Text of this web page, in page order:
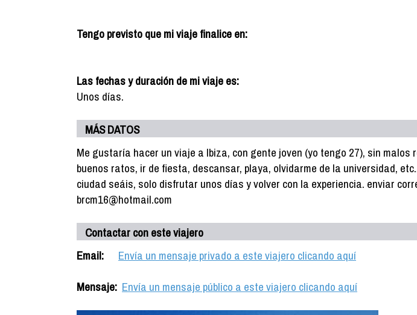
Tengo previsto que mi viaje finalice en:
Las fechas y duración de mi viaje es:
Unos días.
MÁS DATOS
Me gustaría hacer un viaje a Ibiza, con gente joven (yo tengo 27), sin malos
buenos ratos, ir de fiesta, descansar, playa, olvidarme de la universidad,
ciudad seáis, solo disfrutar unos días y volver con la experiencia. enviar
brcm16@hotmail.com
Contactar con este viajero
Email:
Envía un mensaje privado a este viajero clicando aquí
Mensaje: Envía un mensaje público a este viajero clicando aquí